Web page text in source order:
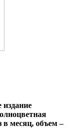
издание
в месяц, объем –